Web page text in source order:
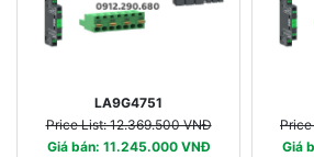
LA9G4751
Price List: 12.369.500 VNĐ
Giá bán: 11.245.000 VNĐ
Giá